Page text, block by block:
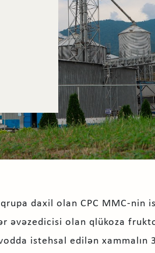
daxil olan CPC MMC-nin
əvəzedicisi olan qlükoza
istehsal edilən